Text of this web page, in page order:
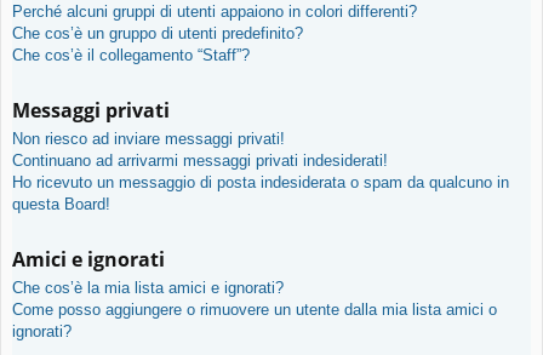
Perché alcuni gruppi di utenti appaiono in colori differenti?
Che cos’è un gruppo di utenti predefinito?
Che cos’è il collegamento “Staff”?
Messaggi privati
Non riesco ad inviare messaggi privati!
Continuano ad arrivarmi messaggi privati indesiderati!
Ho ricevuto un messaggio di posta indesiderata o spam da qualcuno in
questa Board!
Amici e ignorati
Che cos’è la mia lista amici e ignorati?
Come posso aggiungere o rimuovere un utente dalla mia lista amici o
ignorati?